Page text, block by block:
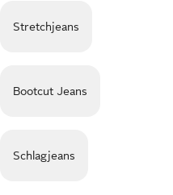
Stretchjeans
Bootcut Jeans
Schlagjeans